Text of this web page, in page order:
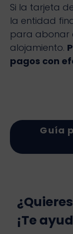
Si la tarjeta
la entidad
para abonar
alojamiento.
pagos con
Guía
¡Te